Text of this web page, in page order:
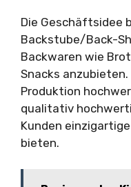
Die Geschäftsidee
Backstube/Back-
Backwaren wie
Snacks
Produktion
qualitativ
Kunden
bieten.